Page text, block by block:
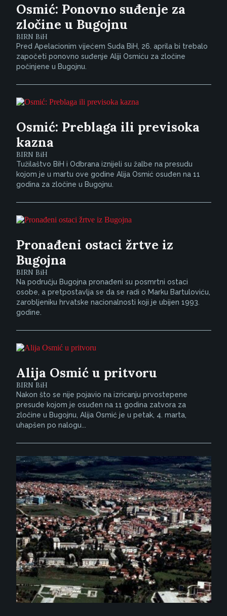
Osmić: Ponovno suđenje za
zločine u Bugojnu
BIRN BiH
Pred Apelacionim vijećem Suda BiH, 26. aprila bi trebalo
započeti ponovno suđenje Aliji Osmiću za zločine
počinjene u Bugojnu.
Osmić: Preblaga ili previsoka
kazna
BIRN BiH
Tužilaštvo BiH i Odbrana iznijeli su žalbe na presudu
kojom je u martu ove godine Alija Osmić osuđen na 11
godina za zločine u Bugojnu.
Pronađeni ostaci žrtve iz
Bugojna
BIRN BiH
Na području Bugojna pronađeni su posmrtni ostaci
osobe, a pretpostavlja se da se radi o Marku Bartuloviću,
zarobljeniku hrvatske nacionalnosti koji je ubijen 1993.
godine.
Alija Osmić u pritvoru
BIRN BiH
Nakon što se nije pojavio na izricanju prvostepene
presude kojom je osuđen na 11 godina zatvora za
zločine u Bugojnu, Alija Osmić je u petak, 4. marta,
uhapšen po nalogu...